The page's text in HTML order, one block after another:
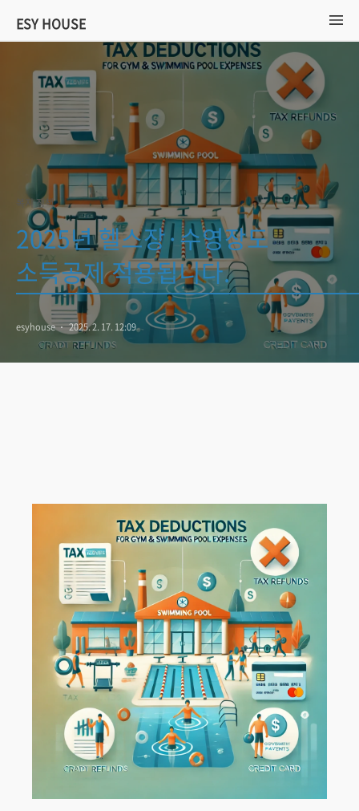
ESY HOUSE
복지 정책
2025년 헬스장·수영장도
소득공제 적용됩니다.
esyhouse 2025. 2. 17. 12:09